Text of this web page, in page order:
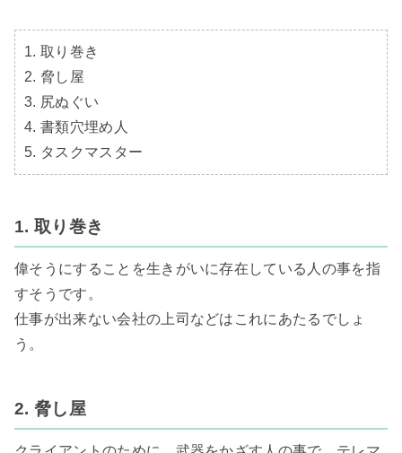
1. 取り巻き
2. 脅し屋
3. 尻ぬぐい
4. 書類穴埋め人
5. タスクマスター
1. 取り巻き
偉そうにすることを生きがいに存在している人の事を指
すそうです。
仕事が出来ない会社の上司などはこれにあたるでしょ
う。
2. 脅し屋